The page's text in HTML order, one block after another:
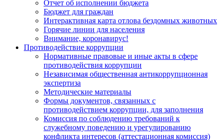
Отчет об исполнении бюджета
Бюджет для граждан
Интерактивная карта отлова бездомных животных
Горячие линии для населения
Внимание, коронавирус!
Противодействие коррупции
Нормативные правовые и иные акты в сфере
противодействия коррупции
Независимая общественная антикоррупционная
экспертиза
Методические материалы
Формы документов, связанных с
противодействием коррупции, для заполнения
Комиссия по соблюдению требований к
служебному поведению и урегулированию
конфликта интересов (аттестационная комиссия)